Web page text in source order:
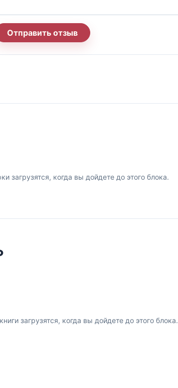
Отправить отзыв
загрузятся, когда вы дойдете до этого блока.
загрузятся, когда вы дойдете до этого блока.